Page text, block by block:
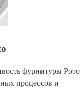
фурнитуры Рото
процессов и